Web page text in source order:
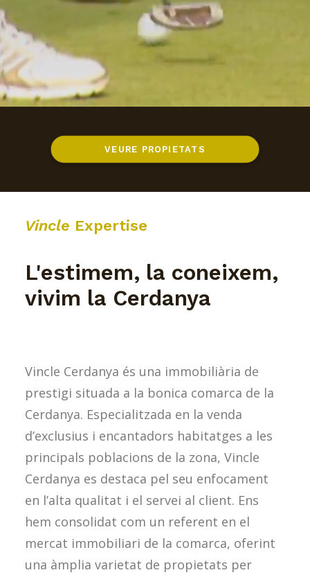
VEURE PROPIETATS
Vincle Expertise
L'estimem, la coneixem,
vivim la Cerdanya
Vincle Cerdanya és una immobiliària de
prestigi situada a la bonica comarca de la
Cerdanya. Especialitzada en la venda
d’exclusius i encantadors habitatges a les
principals poblacions de la zona, Vincle
Cerdanya es destaca pel seu enfocament
en l’alta qualitat i el servei al client. Ens
hem consolidat com un referent en el
mercat immobiliari de la comarca, oferint
una àmplia varietat de propietats per